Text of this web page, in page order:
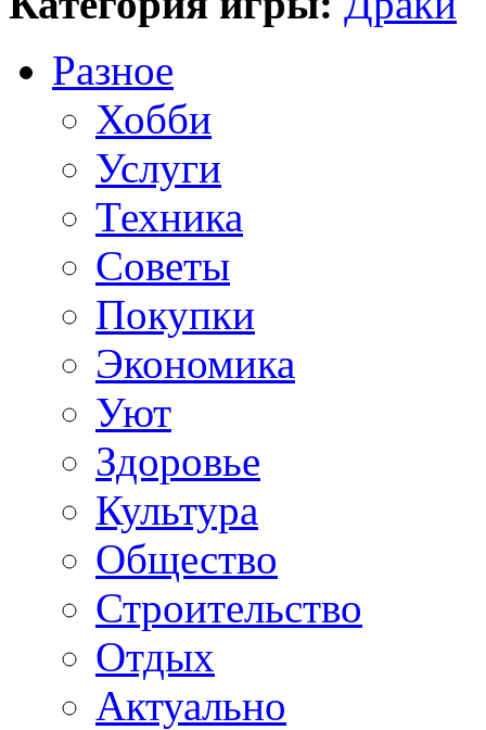
Разное
Хобби
Услуги
Техника
Советы
Покупки
Экономика
Уют
Здоровье
Культура
Общество
Строительство
Отдых
Актуально